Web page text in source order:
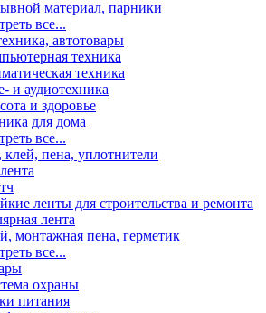
материал, парники
все...
автотовары
техника
техника
и аудиотехника
и здоровье
для дома
все...
клей, пена, уплотнители
ленты для строительства и ремонта
лента
монтажная пена, герметик
все...
охраны
питания